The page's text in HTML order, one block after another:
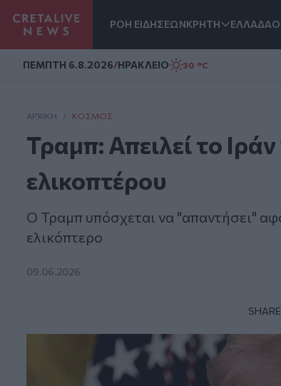
ΡΟΗ ΕΙΔΗΣΕΩΝΚΡΗΤΗ ΕΛΛΑΔΑ
ΠΕΜΠΤΗ 6.8.2026/ΗΡΑΚΛΕΙΟ 30 °C
ΑΡΧΙΚΗ / ΚΌΣΜΟΣ
Τραμπ: Απειλεί το
ελικοπτέρου
Ο Τραμπ υπόσχεται να "απαντήσει"
ελικόπτερο
09.06.2026